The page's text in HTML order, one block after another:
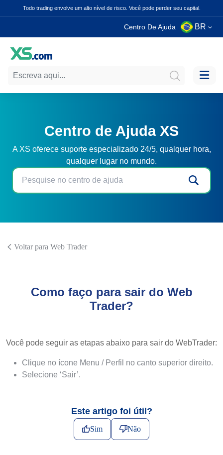
Todo trading envolve um alto nível de risco. Você pode perder seu capital.
Centro De Ajuda BR
Centro de Ajuda XS
A XS oferece suporte especializado 24/5, qualquer hora,
qualquer lugar no mundo.
Voltar para Web Trader
Como faço para sair do Web
Trader?
Você pode seguir as etapas abaixo para sair do WebTrader:
Clique no ícone Menu / Perfil no canto superior direito.
Selecione ‘Sair’.
Este artigo foi útil?
Sim Não